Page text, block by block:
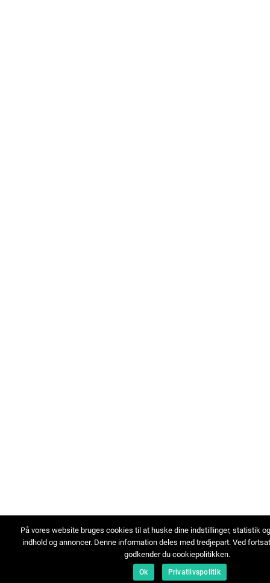
På vores website bruges cookies til at huske dine indstillinger, statistik
indhold og annoncer. Denne information deles med tredjepart. Ved
godkender du cookiepolitikken.
Ok Privatlivspolitik